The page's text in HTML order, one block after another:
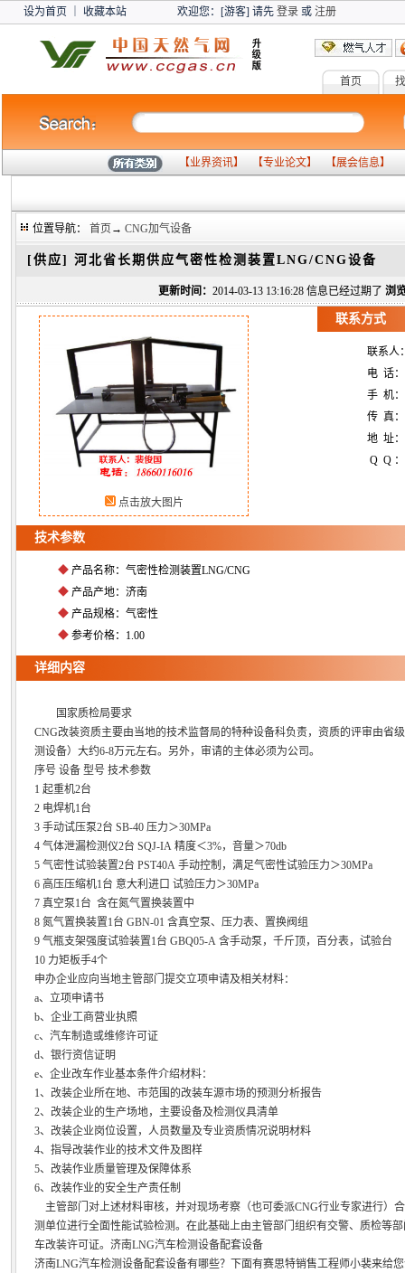
设为首页 收藏本站 欢迎您：[游客] 请先 登录或 注册
首页
【业界资讯】 【专业论文】 【展会信息】
位置导航： 首页 → CNG加气设备
[供应] 河北省长期供应气密性检测装置LNG/CNG设备
更新时间： 2014-03-13 13:16:28 信息已经过期了 浏
点击放大图片
联系方式
联系人
电 话：
手 机：
传 真
地 址：
Q Q ：
技术参数
◆ 产品名称：气密性检测装置LNG/CNG
◆ 产品产地：济南
◆ 产品规格：气密性
◆ 参考价格：1.00
详细内容
国家质检局要求
CNG改装资质主要由当地的技术监督局的特种设备科负责，资质的评审由省
测设备）大约6-8万元左右。另外，审请的主体必须为公司。
序号 设备 型号 技术参数
1 起重机2台
2 电焊机1台
3 手动试压泵2台 SB-40 压力＞30MPa
4 气体泄漏检测仪2台 SQJ-IA 精度＜3%，音量＞70db
5 气密性试验装置2台 PST40A 手动控制，满足气密性试验压力＞30MPa
6 高压压缩机1台 意大利进口 试验压力＞30MPa
7 真空泵1台 含在氮气置换装置中
8 氮气置换装置1台 GBN-01 含真空泵、压力表、置换阀组
9 气瓶支架强度试验装置1台 GBQ05-A 含手动泵，千斤顶，百分表，试验台
10 力矩板手4个
申办企业应向当地主管部门提交立项申请及相关材料：
a、立项申请书
b、企业工商营业执照
c、汽车制造或维修许可证
d、银行资信证明
e、企业改车作业基本条件介绍材料：
1、改装企业所在地、市范围的改装车源市场的预测分析报告
2、改装企业的生产场地，主要设备及检测仪具清单
3、改装企业岗位设置，人员数量及专业资质情况说明材料
4、指导改装作业的技术文件及图样
5、改装作业质量管理及保障体系
6、改装作业的安全生产责任制
主管部门对上述材料审核，并对现场考察（也可委派CNG行业专家进行）
测单位进行全面性能试验检测。在此基础上由主管部门组织有交警、质检等
车改装许可证。济南LNG汽车检测设备配套设备
济南LNG汽车检测设备配套设备有哪些？下面有赛思特销售工程师小裴来给